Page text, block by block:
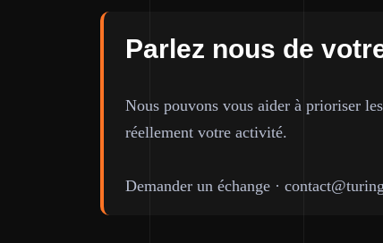
Parlez nous de
Nous pouvons vous aider à prioriser
réellement votre activité.
Demander un échange ·